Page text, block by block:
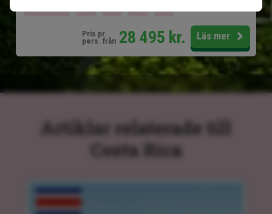
Pris pr.
pers. från 28 495 kr. Läs mer
Artiklar relaterade till
Costa Rica